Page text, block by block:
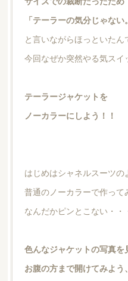
「テーラーの気分じゃない
と言いながらほっといたん
今回なぜか突然やる気スイ
テーラージャケットを
ノーカラーにしよう！！
はじめはシャネルスーツの
普通のノーカラーで作って
なんだかピンとこない・・
色んなジャケットの写真を
お腹の方まで開けてみよう、